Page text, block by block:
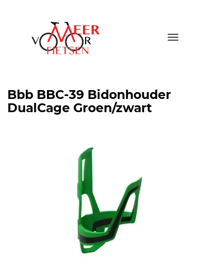
Toggle
Bbb BBC-39 Bidonhouder
DualCage Groen/zwart